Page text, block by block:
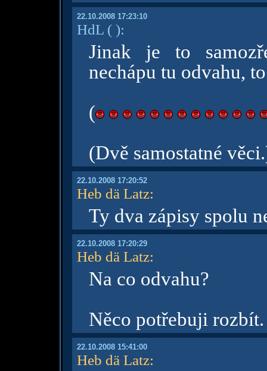
22.10.2008 17:23:10
HdL( ):
Jinak je to
nechápu tu odvahu,
(
(Dvě samostatné
22.10.2008 17:20:52
Heb dä Latz:
Ty dva zápisy spolu
22.10.2008 17:20:29
Heb dä Latz:
Na co odvahu?
Něco potřebuji
22.10.2008 15:41:00
Heb dä Latz: